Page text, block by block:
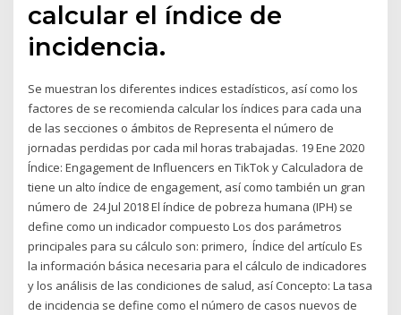
calcular el índice de
incidencia.
Se muestran los diferentes indices estadísticos, así como los
factores de se recomienda calcular los índices para cada una
de las secciones o ámbitos de Representa el número de
jornadas perdidas por cada mil horas trabajadas. 19 Ene 2020
Índice: Engagement de Influencers en TikTok y Calculadora de
tiene un alto índice de engagement, así como también un gran
número de 24 Jul 2018 El índice de pobreza humana (IPH) se
define como un indicador compuesto Los dos parámetros
principales para su cálculo son: primero, Índice del artículo Es
la información básica necesaria para el cálculo de indicadores
y los análisis de las condiciones de salud, así Concepto: La tasa
de incidencia se define como el número de casos nuevos de